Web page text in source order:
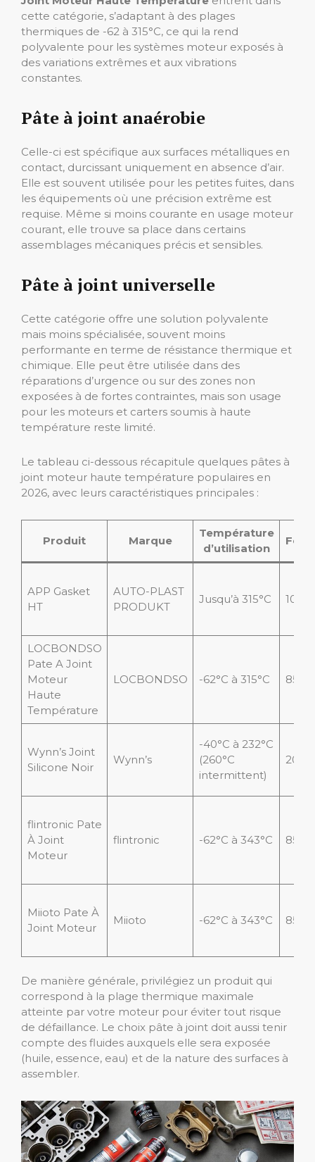
cette catégorie, s’adaptant à des plages
thermiques de -62 à 315°C, ce qui la rend
polyvalente pour les systèmes moteur exposés à
des variations extrêmes et aux vibrations
constantes.
Pâte à joint anaérobie
Celle-ci est spécifique aux surfaces métalliques en
contact, durcissant uniquement en absence d’air.
Elle est souvent utilisée pour les petites fuites, dans
les équipements où une précision extrême est
requise. Même si moins courante en usage moteur
courant, elle trouve sa place dans certains
assemblages mécaniques précis et sensibles.
Pâte à joint universelle
Cette catégorie offre une solution polyvalente
mais moins spécialisée, souvent moins
performante en terme de résistance thermique et
chimique. Elle peut être utilisée dans des
réparations d’urgence ou sur des zones non
exposées à de fortes contraintes, mais son usage
pour les moteurs et carters soumis à haute
température reste limité.
Le tableau ci-dessous récapitule quelques pâtes à
joint moteur haute température populaires en
2026, avec leurs caractéristiques principales :
Produit Marque
Température
d’utilisation
APP Gasket
HT
AUTO-PLAST
PRODUKT
Jusqu’à 315°C 105 g
LOCBONDSO
Pate A Joint
Moteur
Haute
Température
LOCBONDSO -62°C à 315°C 85 g
Wynn’s Joint
Silicone Noir
Wynn’s
-40°C à 232°C
(260°C
intermittent)
200
flintronic Pate
À Joint
Moteur
flintronic -62°C à 343°C 85 ml
Miioto Pate À
Joint Moteur
Miioto -62°C à 343°C 85 g
De manière générale, privilégiez un produit qui
correspond à la plage thermique maximale
atteinte par votre moteur pour éviter tout risque
de défaillance. Le choix pâte à joint doit aussi tenir
compte des fluides auxquels elle sera exposée
(huile, essence, eau) et de la nature des surfaces à
assembler.